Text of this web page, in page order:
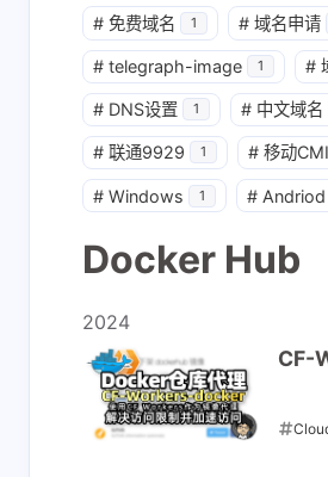
深色
发现问题了
openwrt里面
passwall设
解决方法：
域名解析dns
passwall里面
1 天前
“qiang外测试
署和page部
后都是这个提
署失败。
# 免费域名 1 # 域名申请
# telegraph-image 1 #
# DNS设置 1 # 中文域名
# 联通9929 1 # 移动
# Windows 1 # Andriod
Docker Hub
2024
CF-